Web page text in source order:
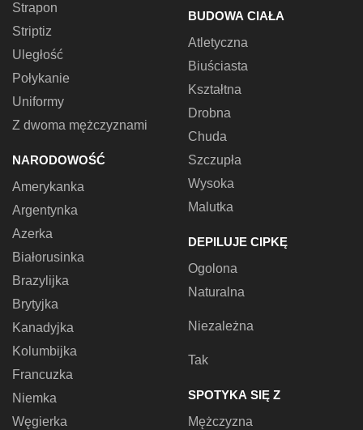
Strapon
Striptiz
Uległość
Połykanie
Uniformy
Z dwoma mężczyznami
NARODOWOŚĆ
Amerykanka
Argentynka
Azerka
Białorusinka
Brazylijka
Brytyjka
Kanadyjka
Kolumbijka
Francuzka
Niemka
Węgierka
BUDOWA CIAŁA
Atletyczna
Biuściasta
Kształtna
Drobna
Chuda
Szczupła
Wysoka
Malutka
DEPILUJE CIPKĘ
Ogolona
Naturalna
Niezależna
Tak
SPOTYKA SIĘ Z
Mężczyzna